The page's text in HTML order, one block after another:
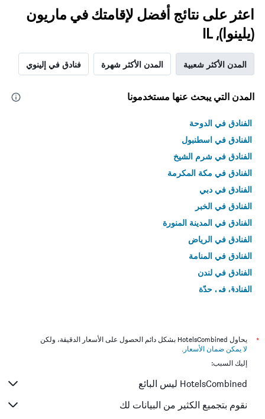
اعثر على نتائج أفضل لإقامتك في ماريون
(يلينوا), IL
المدن الأكثر شعبية المدن الأكثر شهرة فنادق في إلينوي
المدن التي يبحث عنها مستخدمونا
الفنادق في الدوحة
الفنادق في اسطنبول
الفنادق في شرم الشيخ
الفنادق في مكة المكرمة
الفنادق في دبي
الفنادق في الخبر
الفنادق في المدينة المنورة
الفنادق في الرياض
الفنادق في المنامة
الفنادق في لندن
الفنادق في جدّة
*
يحاول HotelsCombined بشكل دائم الحصول على الأسعار الدقيقة، ولكن
لا يمكن ضمان الأسعار .
إليك السبب:
HotelsCombined ليس البائع
نقوم بتجميع الكثير من البيانات لك